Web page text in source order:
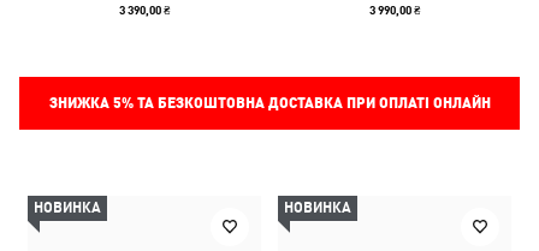
3 390,00 ₴ 3 990,00 ₴
ЗНИЖКА 5%ТА БЕЗКОШТОВНА ДОСТАВКА ПРИ ОПЛАТІ ОНЛАЙН
НОВИНКА НОВИНКА